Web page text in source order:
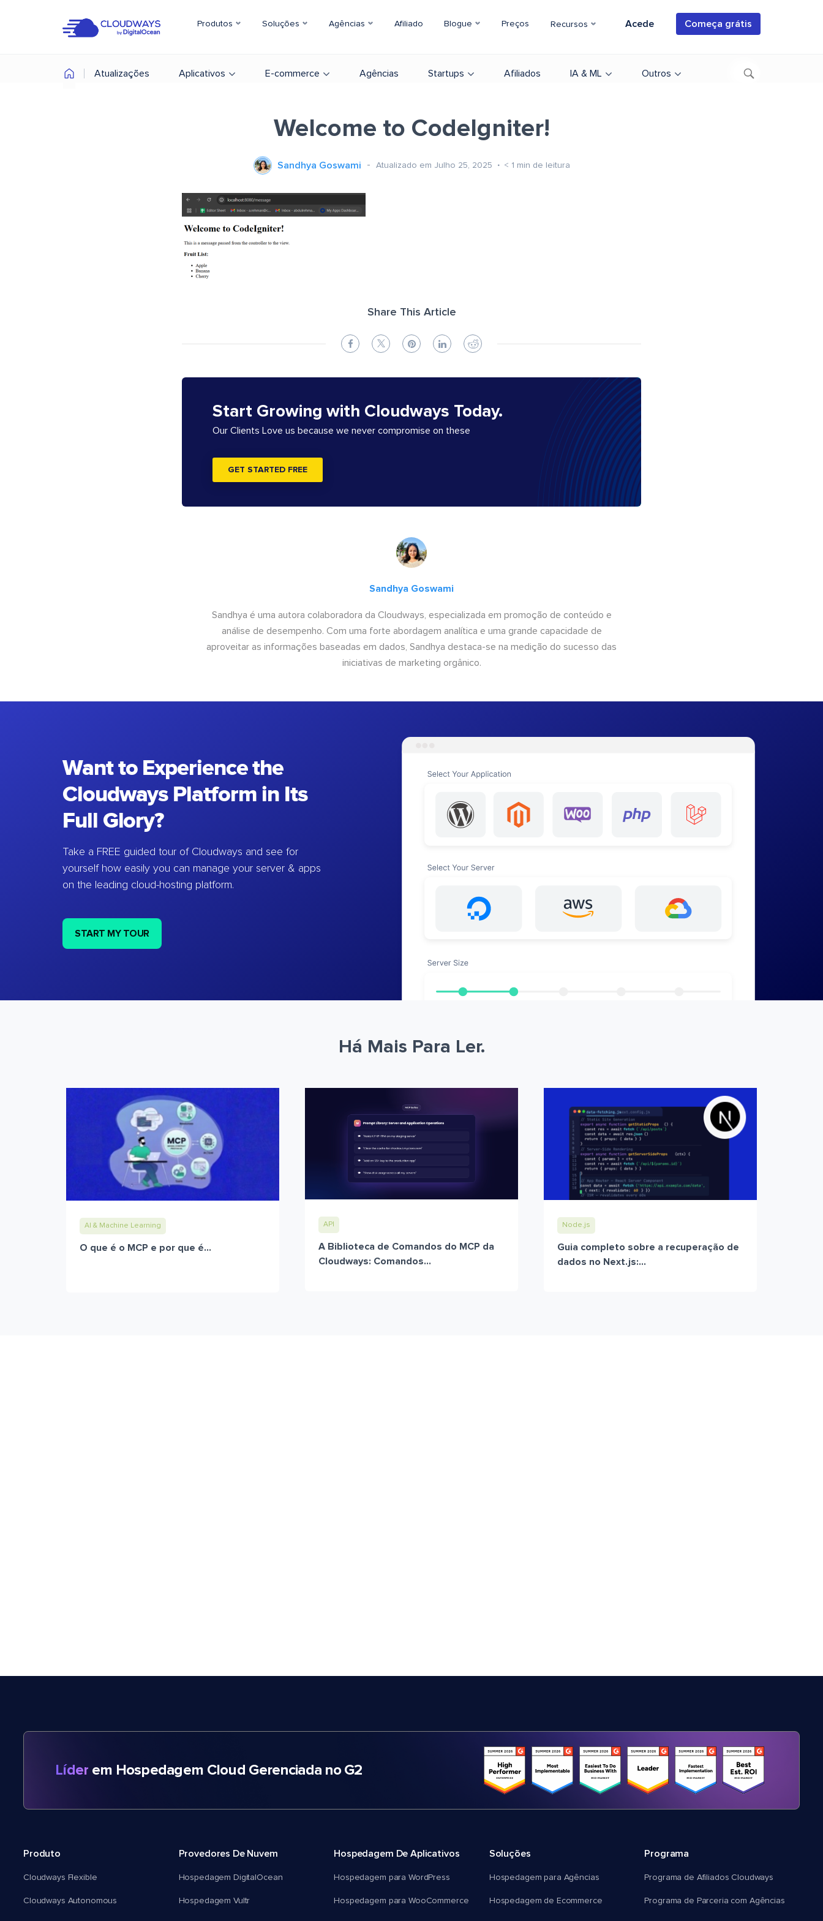
Produtos Soluções Agências Afiliado Blogue Preços Recursos Acede Começa grátis
Atualizações Aplicativos E-commerce Agências Startups Afiliados IA & ML Outros
Welcome to CodeIgniter!
Sandhya Goswami Atualizado em Julho 25, 2025 < 1 min de leitura
Share This Article
Start Growing with Cloudways Today.
Our Clients Love us because we never compromise on these
GET STARTED FREE
Sandhya Goswami
Sandhya é uma autora colaboradora da Cloudways, especializada em promoção de conteúdo e
análise de desempenho. Com uma forte abordagem analítica e uma grande capacidade de
aproveitar as informações baseadas em dados, Sandhya destaca-se na medição do sucesso das
iniciativas de marketing orgânico.
Want to Experience the
Cloudways Platform in Its
Full Glory?
Take a FREE guided tour of Cloudways and see for
yourself how easily you can manage your server & apps
on the leading cloud-hosting platform.
START MY TOUR
Há Mais Para Ler.
AI & Machine Learning
O que é o MCP e por que é...
API
A Biblioteca de Comandos do MCP da
Cloudways: Comandos...
Node.js
Guia completo sobre a recuperação de
dados no Next.js:...
Líder em Hospedagem Cloud Gerenciada no G2
Produto
Cloudways Flexible
Cloudways Autonomous
Provedores De Nuvem
Hospedagem DigitalOcean
Hospedagem Vultr
Hospedagem De Aplicativos
Hospedagem para WordPress
Hospedagem para WooCommerce
Soluções
Hospedagem para Agências
Hospedagem de Ecommerce
Programa
Programa de Afiliados Cloudways
Programa de Parceria com Agências